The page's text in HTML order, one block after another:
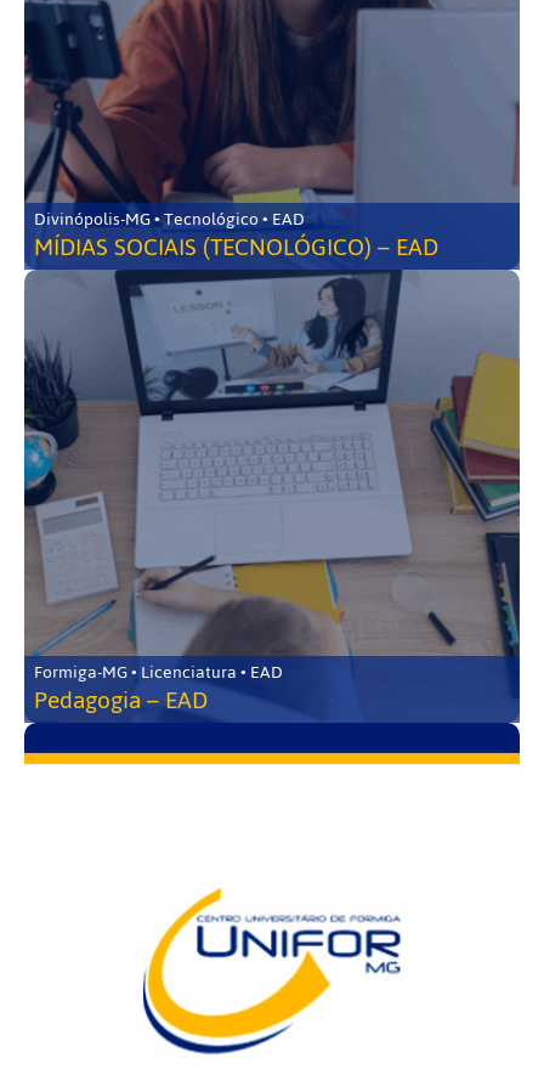
Divinópolis-MG • Tecnológico • EAD
MÍDIAS SOCIAIS (TECNOLÓGICO) – EAD
Formiga-MG • Licenciatura • EAD
Pedagogia – EAD